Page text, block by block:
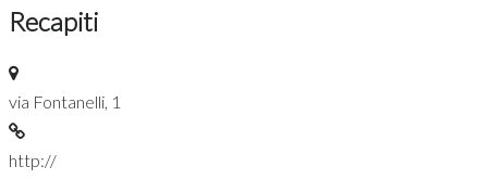
Recapiti
via Fontanelli, 1
http://